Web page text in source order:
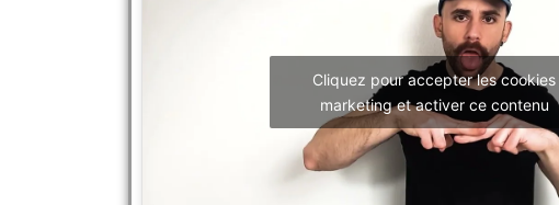
Cliquez pour accepter les cookies
marketing et activer ce contenu